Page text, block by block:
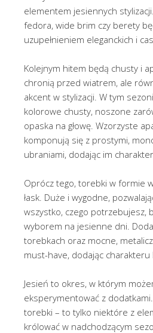
elementem jesiennych
fedora, wide brim czy berety
uzupełnieniem eleganckich i
Kolejnym hitem będą chusty i
chronią przed wiatrem, ale
akcent w stylizacji. W tym
kolorowe chusty, noszone
opaska na głowę. Wzorzyste
komponują się z prostymi,
ubraniami, dodając im
Oprócz tego, torebki w formie
łask. Duże i wygodne,
wszystko, czego potrzebujesz,
wyborem na jesienne dni.
torebkach oraz mocne,
must-have, dodając charakteru
Jesień to okres, w którym
eksperymentować z
torebki – to tylko niektóre z
królować w nadchodzącym